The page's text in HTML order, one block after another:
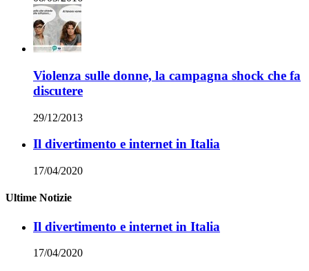
Violenza sulle donne, la campagna shock che fa
discutere
29/12/2013
Il divertimento e internet in Italia
17/04/2020
Ultime Notizie
Il divertimento e internet in Italia
17/04/2020